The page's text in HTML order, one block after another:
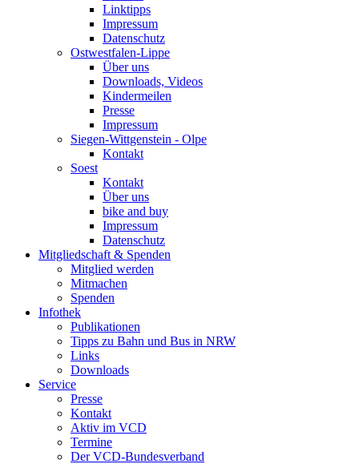
Linktipps
Impressum
Datenschutz
Ostwestfalen-Lippe
Über uns
Downloads, Videos
Kindermeilen
Presse
Impressum
Siegen-Wittgenstein - Olpe
Kontakt
Soest
Kontakt
Über uns
bike and buy
Impressum
Datenschutz
Mitgliedschaft & Spenden
Mitglied werden
Mitmachen
Spenden
Infothek
Publikationen
Tipps zu Bahn und Bus in NRW
Links
Downloads
Service
Presse
Kontakt
Aktiv im VCD
Termine
Der VCD-Bundesverband